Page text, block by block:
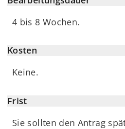
4 bis 8 Wochen.
Kosten
Keine.
Frist
Sie sollten den Antrag